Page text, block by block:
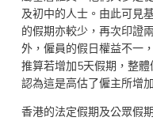
及初中的人士。由此可見
的假期亦較少，再次印證
外，僱員的假日權益不一
推算若增加5天假期，整
認為這是高估了僱主所增
香港的法定假期及公眾假